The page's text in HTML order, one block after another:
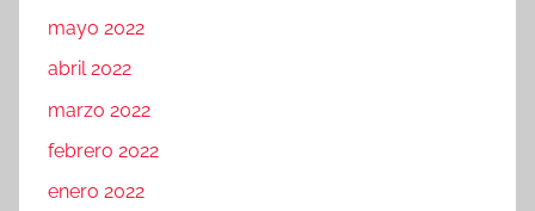
mayo 2022
abril 2022
marzo 2022
febrero 2022
enero 2022